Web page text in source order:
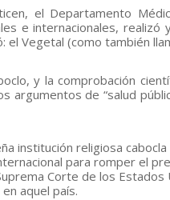
el Departamento
e internacionales,
Vegetal (como también
y la comprobación
argumentos de “salud
institución religiosa
para romper el
Corte de los
aquel país.